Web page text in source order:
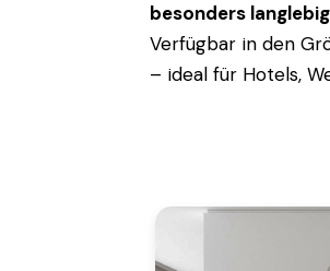
besonders
Verfügbar in den
– ideal für Hotels,